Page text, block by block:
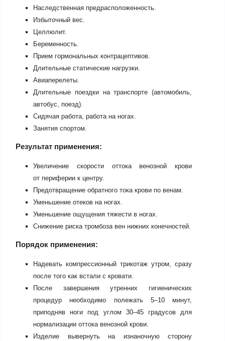
Наследственная предрасположенность.
Избыточный вес.
Целлюлит.
Беременность.
Прием гормональных контрацептивов.
Длительные статические нагрузки.
Авиаперелеты.
Длительные поездки на транспорте (автомобиль,
автобус, поезд).
Сидячая работа, работа на ногах.
Занятия спортом.
Результат применения:
Увеличение скорости оттока венозной крови
от периферии к центру.
Предотвращение обратного тока крови по венам.
Уменьшение отеков на ногах.
Уменьшение ощущения тяжести в ногах.
Снижение риска тромбоза вен нижних конечностей.
Порядок применения:
Надевать компрессионный трикотаж утром, сразу
после того как встали с кровати.
После завершения утренних гигиенических
процедур необходимо полежать 5–10 минут,
приподняв ноги под углом 30–45 градусов для
нормализации оттока венозной крови.
Изделие вывернуть на изнаночную сторону